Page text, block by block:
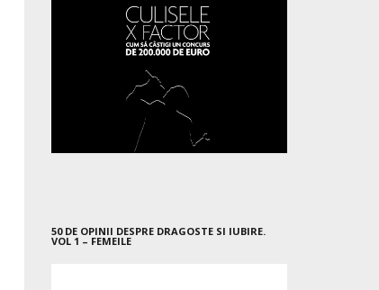
50 DE OPINII DESPRE DRAGOSTE SI IUBIRE.
VOL 1 – FEMEILE